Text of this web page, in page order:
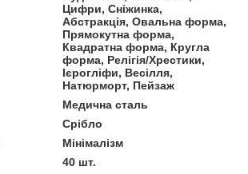
Цифри, Сніжинка,
Абстракція, Овальна форма,
Прямокутна форма,
Квадратна форма, Кругла
форма, Релігія/Хрестики,
Ієрогліфи, Весілля,
Натюрморт, Пейзаж
Медична сталь
Срібло
Мінімалізм
40 шт.